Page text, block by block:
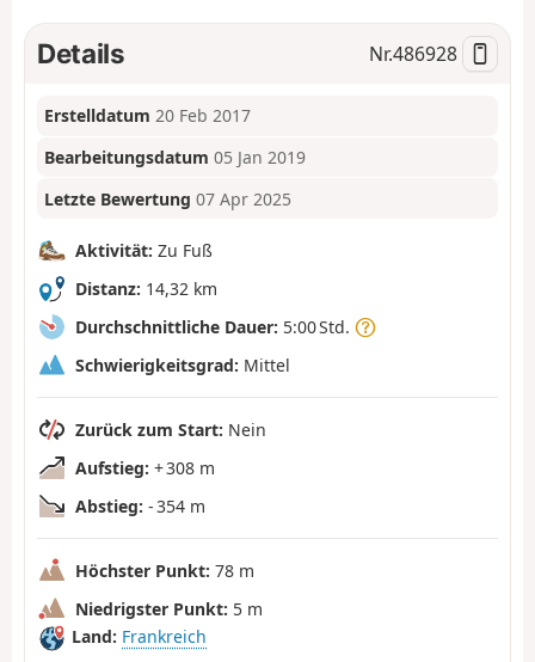
Details Nr.486928
Erstelldatum 20 Feb 2017
Bearbeitungsdatum 05 Jan 2019
Letzte Bewertung 07 Apr 2025
Aktivität: Zu Fuß
Distanz: 14,32 km
Durchschnittliche Dauer: 5:00 Std.
Schwierigkeitsgrad: Mittel
Zurück zum Start: Nein
Aufstieg: + 308 m
Abstieg: - 354 m
Höchster Punkt: 78 m
Niedrigster Punkt: 5 m
Land: Frankreich